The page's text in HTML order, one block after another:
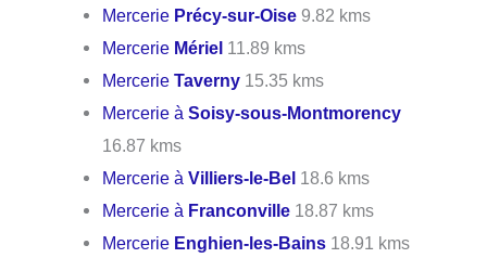
Mercerie Précy-sur-Oise 9.82 kms
Mercerie Mériel 11.89 kms
MercerieTaverny 15.35 kms
Mercerie àSoisy-sous-Montmorency
16.87 kms
Mercerie àVilliers-le-Bel 18.6 kms
Mercerie à Franconville 18.87 kms
Mercerie Enghien-les-Bains 18.91 kms